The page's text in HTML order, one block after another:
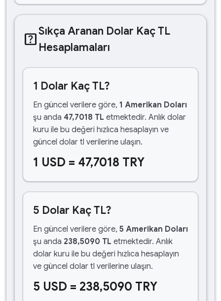
help_centerSıkça Aranan Dolar Kaç TL
Hesaplamaları
1 Dolar Kaç TL?
En güncel verilere göre, 1 Amerikan Doları
şu anda 47,7018 TL etmektedir. Anlık dolar
kuru ile bu değeri hızlıca hesaplayın ve
güncel dolar tl verilerine ulaşın.
1 USD = 47,7018 TRY
5 Dolar Kaç TL?
En güncel verilere göre, 5 Amerikan Doları
şu anda 238,5090 TL etmektedir. Anlık
dolar kuru ile bu değeri hızlıca hesaplayın
ve güncel dolar tl verilerine ulaşın.
5 USD = 238,5090 TRY